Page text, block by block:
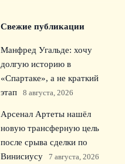
Свежие публикации
Манфред Угальде: хочу
долгую историю в
«Спартаке», а не краткий
этап
8 августа, 2026
Арсенал Артеты нашёл
новую трансферную цель
после срыва сделки по
Винисиусу
7 августа, 2026